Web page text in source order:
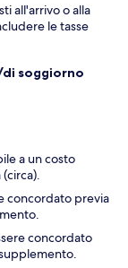
all'arrivo o alla
le tasse
di soggiorno
a un costo
concordato previa
concordato